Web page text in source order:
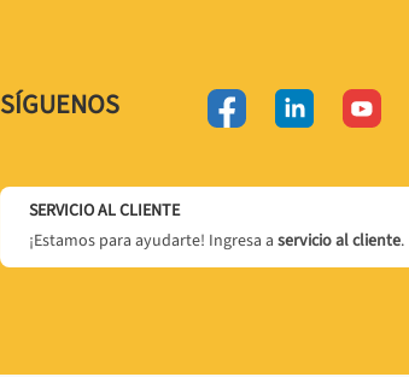
SÍGUENOS
SERVICIO AL CLIENTE
¡Estamos para ayudarte! Ingresa a servicio al cliente.